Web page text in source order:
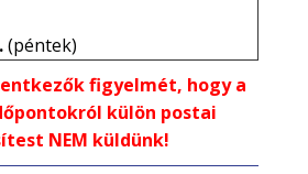
(péntek)
figyelmét, hogy a
külön postai
NEM küldünk!